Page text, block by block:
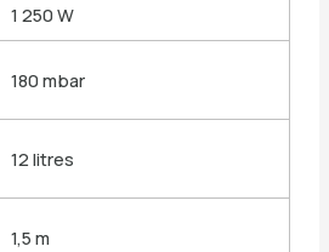
1 250 W
180 mbar
12 litres
1,5 m